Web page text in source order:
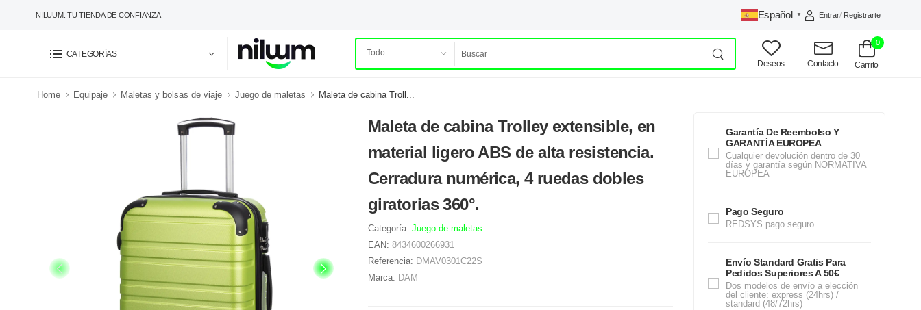
NILUUM: TU TIENDA DE CONFIANZA Español ▼ Entrar/ Registrarte
CATEGORÍAS
Deseos
Contacto
0
Carrito
Home Equipaje Maletas y bolsas de viaje Juego de maletas Maleta de cabina Troll...
Maleta de cabina Trolley extensible, en
material ligero ABS de alta resistencia.
Cerradura numérica, 4 ruedas dobles
giratorias 360°.
Categoría: Juego de maletas
EAN: 8434600266931
Referencia: DMAV0301C22S
Marca: DAM
Garantía De Reembolso Y
GARANTÍA EUROPEA
Cualquier devolución dentro de 30
días y garantía según NORMATIVA
EUROPEA
Pago Seguro
REDSYS pago seguro
Envío Standard Gratis Para
Pedidos Superiores A 50€
Dos modelos de envío a elección
del cliente: express (24hrs) /
standard (48/72hrs)